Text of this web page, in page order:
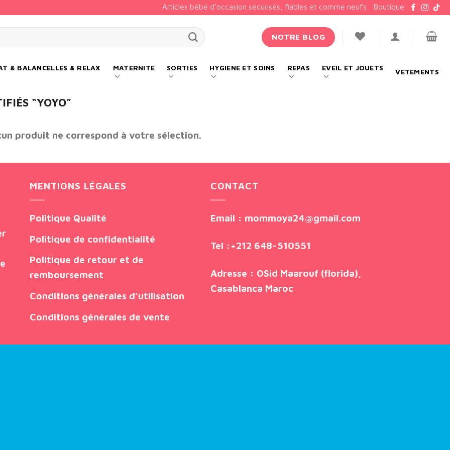
Articles bébé d’occasion sécurisés, fiables et comme neufs Boutique
: NOTRE BLOG
& BALANCELLES & RELAX MATERNITE SORTIES HYGIENE ET SOINS REPAS EVEIL ET JOUETS VETEMENTS
“YOYO”
produit ne correspond à votre sélection.
MENTIONS LÉGALES
Politique Qualité
Politique de confidentialité
Politique de retour et de
remboursement
Conditions générales d’utilisation
Conditions générales de vente
CONTACT
Email : mommoya24@gmail.com
Tel : +212 648-510551
Adresse : OSid Maarouf (florida),
Casablanca Maroc